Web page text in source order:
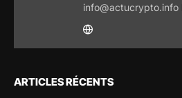
ARTICLES RÉCENTS